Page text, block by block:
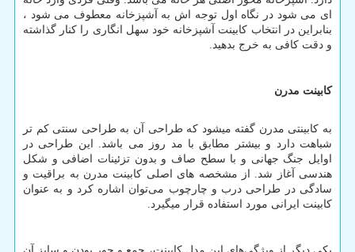
ای می شود در نگاه اول توجه اش به آشپزخانه معطوف می شود ،
بنابراین در انتخاب کابینت آشپزخانه خود سهل ‌انگاری را کنار گذاشته
و دقت کافی به خرج بدهید.
کابینت مدرن
به کابینتی مدرن گفته میشود که طراحی آن به طراحی سنتی کم تر
شباهت دارد و بیشتر مطابق با مد روز می باشد. این طراحی در
اوایل جنگ جهانی و با سطح صاف و بدون تزئینات اضافی و شکل
هندسی آغاز شد. از مشخصه های اصلی کابینت مدرن به براقیت و
سادگی در طراحی درب و چارچوب میتوان اشاره کرد و به عنوان
کابینت ایرانی مورد استفاده قرار میگیرد.